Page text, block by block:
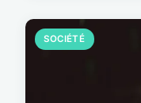
SOCIÉTÉ